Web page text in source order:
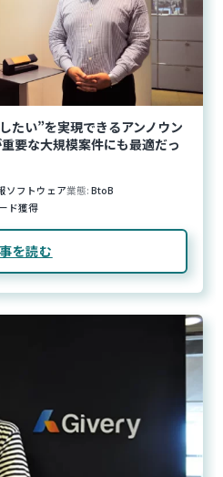
たい”を実現できるアンノウン
要な大規模案件にも最適だっ
ソフトウェア業態 BtoB
ド獲得
を読む